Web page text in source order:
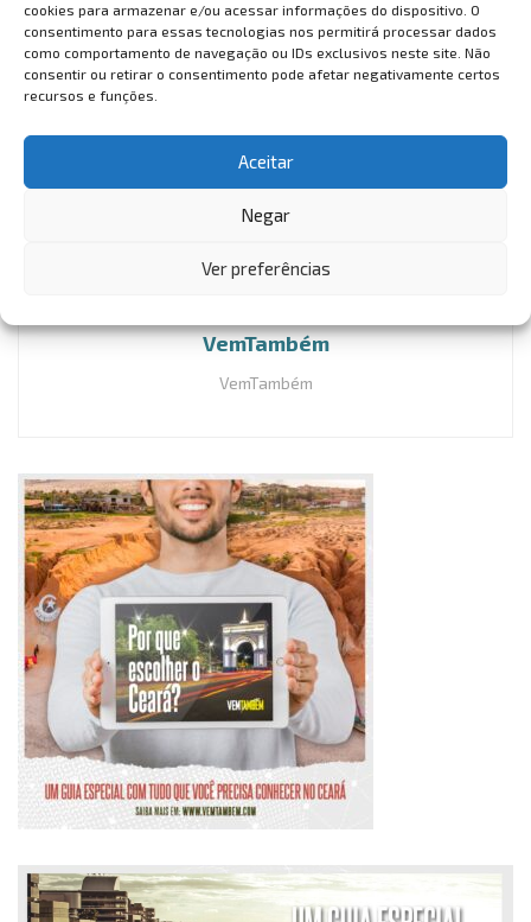
cookies para armazenar e/ou acessar informações do dispositivo. O
consentimento para essas tecnologias nos permitirá processar dados
como comportamento de navegação ou IDs exclusivos neste site. Não
consentir ou retirar o consentimento pode afetar negativamente certos
recursos e funções.
Aceitar
Negar
Ver preferências
E por falar nisso, na página inicial do nosso site você
consegue descontos exclusivos na hora de aderir o
seguro viagem! Acessewww.vemtambem.com, clique na
aba “Seguro viagem desconto” do lado direito da tela e
aproveite!
VemTambém
VemTambém